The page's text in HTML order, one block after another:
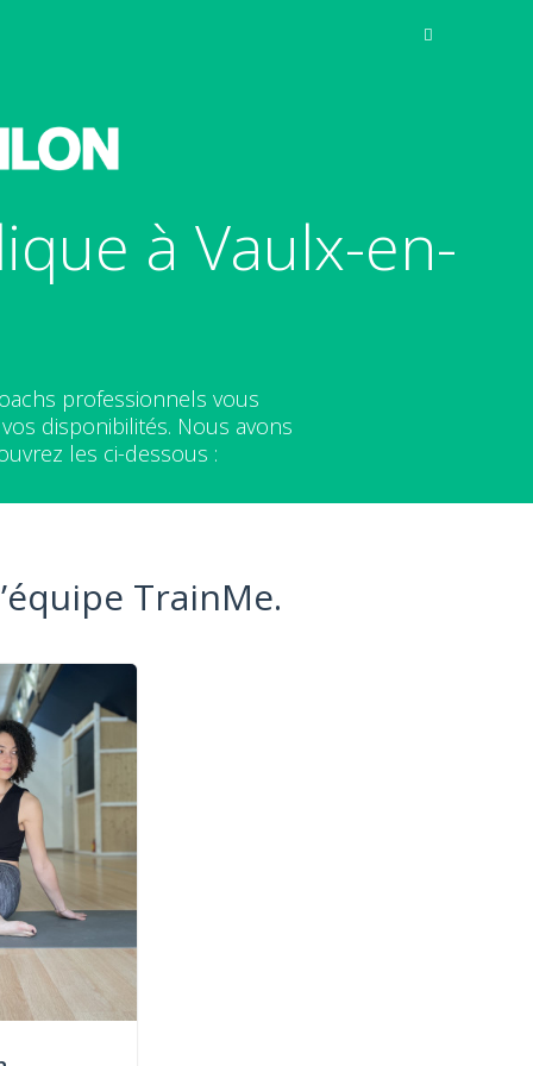
à Vaulx-en-
professionnels vous
disponibilités. Nous avons
les ci-dessous :
TrainMe.